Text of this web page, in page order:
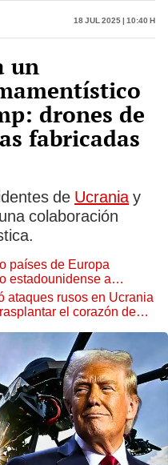
18 Jul 2025 | 10:40 h
un
drones de
fabricadas
de Ucraniay
colaboración
países de Europa
estadounidense a
ataques rusos en Ucrania
el corazón de